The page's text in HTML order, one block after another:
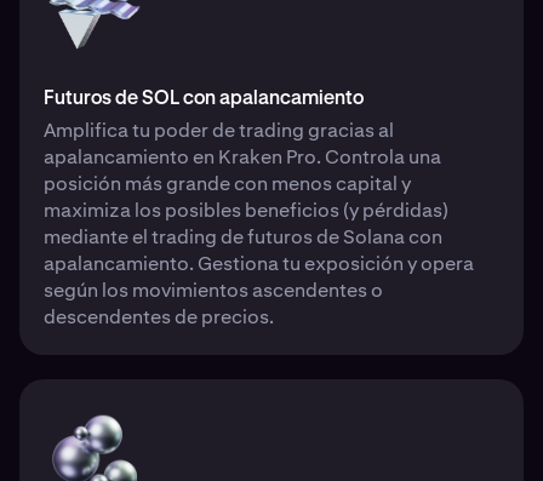
Futuros de SOL con apalancamiento
Amplifica tu poder de trading gracias al
apalancamiento en Kraken Pro. Controla una
posición más grande con menos capital y
maximiza los posibles beneficios (y pérdidas)
mediante el trading de futuros de Solana con
apalancamiento. Gestiona tu exposición y opera
según los movimientos ascendentes o
descendentes de precios.